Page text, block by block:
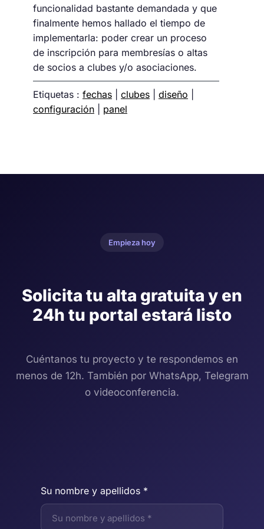
funcionalidad bastante demandada y que
finalmente hemos hallado el tiempo de
implementarla: poder crear un proceso
de inscripción para membresías o altas
de socios a clubes y/o asociaciones.
Etiquetas : fechas clubes diseño
configuración
panel
Empieza hoy
Solicita tu alta gratuita y en
24h tu portal estará listo
Cuéntanos tu proyecto y te respondemos en
menos de 12h. También por WhatsApp, Telegram
o videoconferencia.
Su nombre y apellidos *